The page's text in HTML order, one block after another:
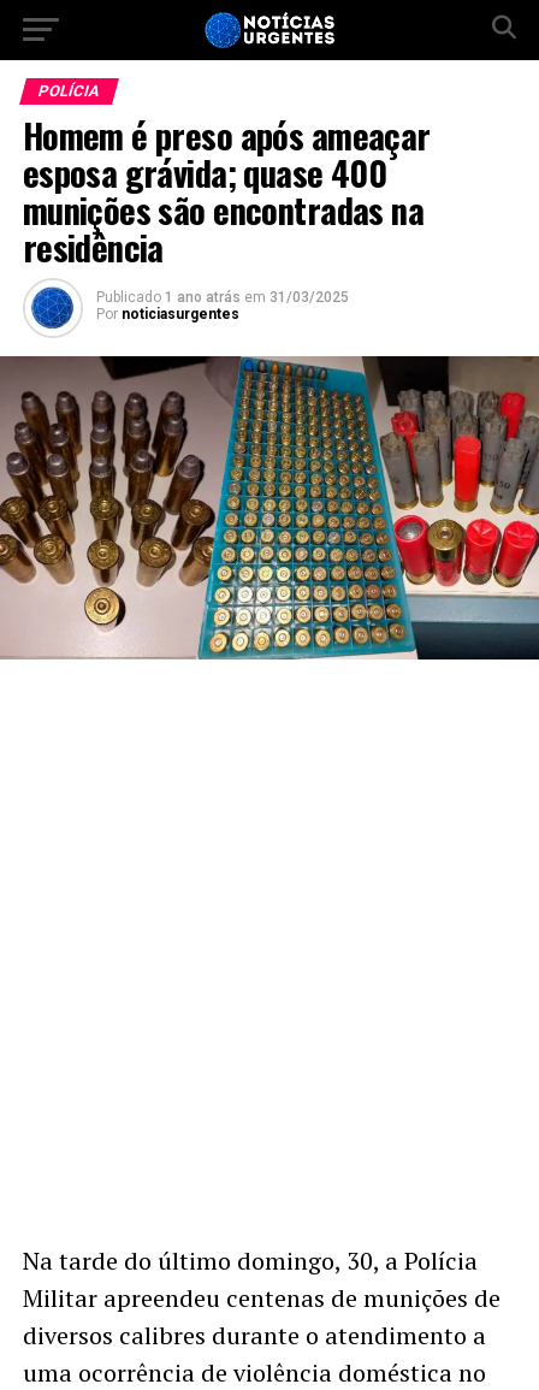
POLÍCIA
Homem é preso após ameaçar
esposa grávida; quase 400
munições são encontradas na
residência
Publicado 1 ano atrás em 31/03/2025
Por noticiasurgentes
Na tarde do último domingo, 30, a Polícia
Militar apreendeu centenas de munições de
diversos calibres durante o atendimento a
uma ocorrência de violência doméstica no